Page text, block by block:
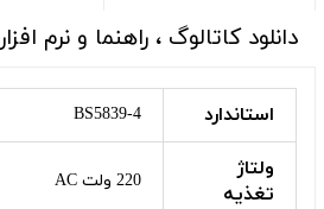
دانلود کاتالوگ ، راهنما و نرم افزار
استاندارد BS5839-4
ولتاژ
تغذیه
220 ولت AC